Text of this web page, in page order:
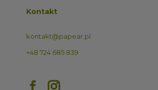
Kontakt
kontakt@papear.pl
+48 724 685 839